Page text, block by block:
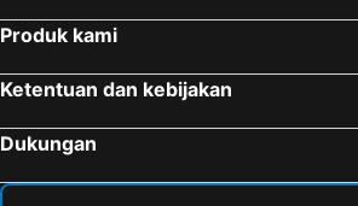
Produk kami
Ketentuan dan kebijakan
Dukungan